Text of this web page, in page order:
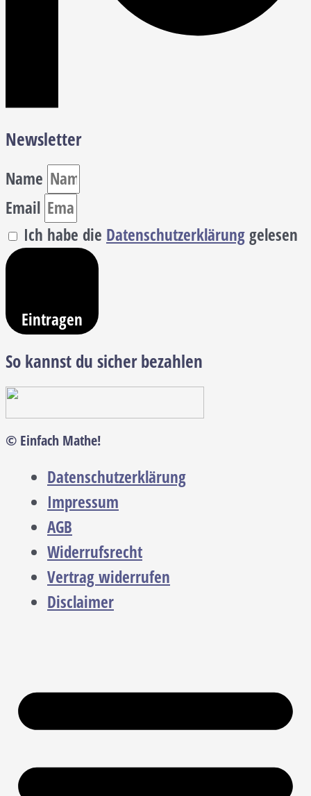
Newsletter
Name
Email
Ich habe die Datenschutzerklärung gelesen
Eintragen
So kannst du sicher bezahlen
© Einfach Mathe!
Datenschutzerklärung
Impressum
AGB
Widerrufsrecht
Vertrag widerrufen
Disclaimer